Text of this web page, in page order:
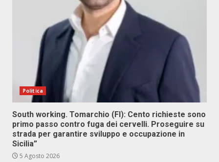
Politica
South working. Tomarchio (FI): Cento richieste sono
primo passo contro fuga dei cervelli. Proseguire su
strada per garantire sviluppo e occupazione in
Sicilia”
5 Agosto 2026